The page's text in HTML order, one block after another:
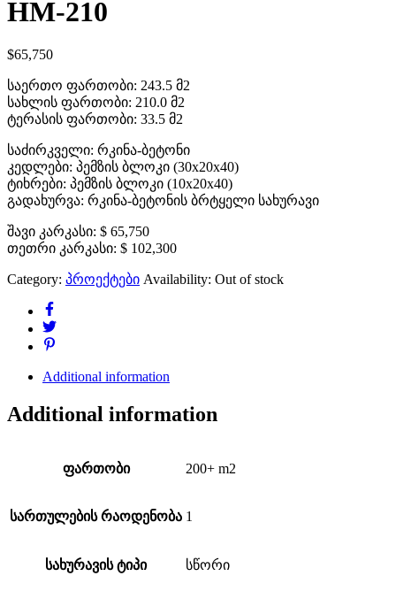
HM-210
$65,750
საერთო ფართობი: 243.5 მ2
სახლის ფართობი: 210.0 მ2
ტერასის ფართობი: 33.5 მ2
საძირკველი: რკინა-ბეტონი
კედლები: პემზის ბლოკი (30x20x40)
ტიხრები: პემზის ბლოკი (10x20x40)
გადახურვა: რკინა-ბეტონის ბრტყელი სახურავი
შავი კარკასი: $ 65,750
თეთრი კარკასი: $ 102,300
Category: პროექტები Availability: Out of stock
Additional information
Additional information
ფართობი 200+ m2
სართულების რაოდენობა 1
სახურავის ტიპი სწორი